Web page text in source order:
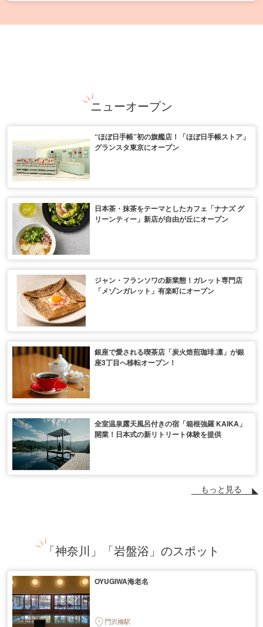
ニューオープン
“ほぼ日手帳”初の旗艦店！「ほぼ日手帳ストア」
グランスタ東京にオープン
日本茶・抹茶をテーマとしたカフェ「ナナズ グ
リーンティー」新店が自由が丘にオープン
ジャン・フランソワの新業態！ガレット専門店
「メゾンガレット」有楽町にオープン
銀座で愛される喫茶店「炭火焙煎珈琲.凛」が銀
座3丁目へ移転オープン！
全室温泉露天風呂付きの宿「箱根強羅 KAIKA」
開業！日本式の新リトリート体験を提供
もっと見る
「神奈川」「岩盤浴」のスポット
OYUGIWA海老名
門沢橋駅